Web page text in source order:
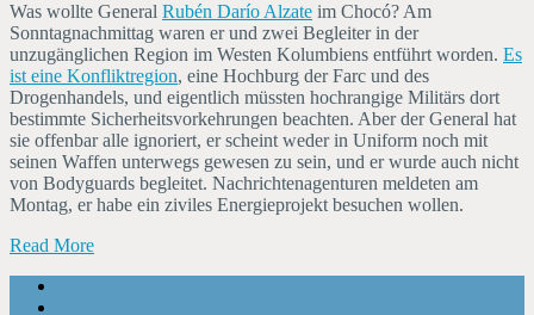
Was wollte General Rubén Darío Alzate im Chocó? Am
Sonntagnachmittag waren er und zwei Begleiter in der
unzugänglichen Region im Westen Kolumbiens entführt worden. Es
ist eine Konfliktregion, eine Hochburg der Farc und des
Drogenhandels, und eigentlich müssten hochrangige Militärs dort
bestimmte Sicherheitsvorkehrungen beachten. Aber der General hat
sie offenbar alle ignoriert, er scheint weder in Uniform noch mit
seinen Waffen unterwegs gewesen zu sein, und er wurde auch nicht
von Bodyguards begleitet. Nachrichtenagenturen meldeten am
Montag, er habe ein ziviles Energieprojekt besuchen wollen.
Read More